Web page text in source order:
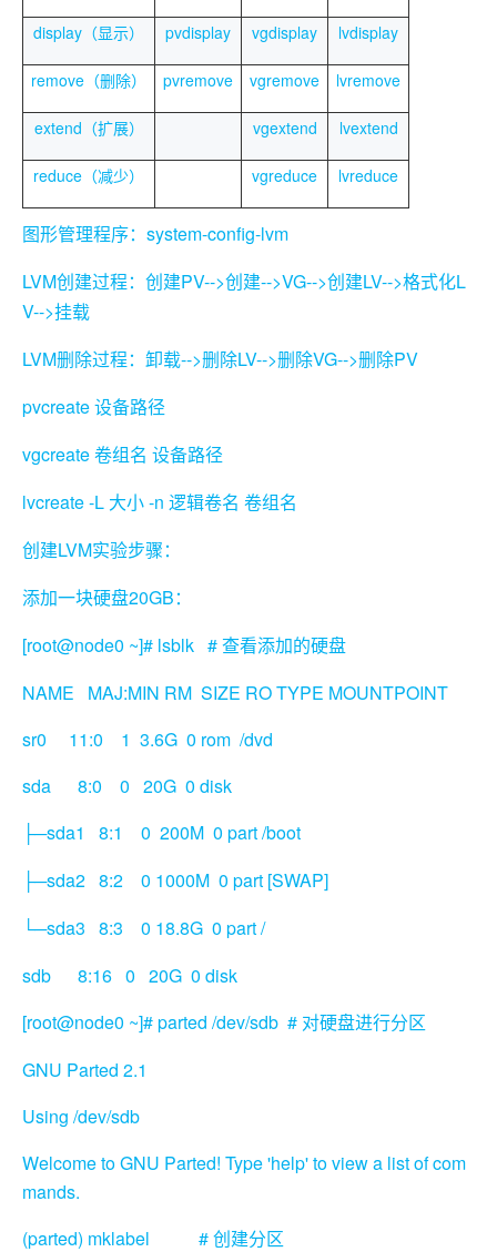
display（显示） pvdisplay vgdisplay lvdisplay
remove（删除） pvremove vgremove lvremove
extend（扩展） vgextend lvextend
reduce（减少） vgreduce lvreduce
图形管理程序： system-config-lvm
LVM创建过程：创建PV-->创建-->VG-->创建LV-->格式化L
V-->挂载
LVM删除过程：卸载-->删除LV-->删除VG-->删除PV
pvcreate 设备路径
vgcreate 卷组名 设备路径
lvcreate -L 大小 -n 逻辑卷名 卷组名
创建LVM实验步骤：
添加一块硬盘20GB ：
[root@node0 ~]# lsblk # 查看添加的硬盘
NAME MAJ:MIN RM SIZE RO TYPE MOUNTPOINT
sr0 11:0 1 3.6G 0 rom /dvd
sda 8:0 0 20G 0 disk
├─sda1 8:1 0 200M 0 part /boot
├─sda2 8:2 0 1000M 0 part [SWAP]
└─sda3 8:3 0 18.8G 0 part /
sdb 8:16 0 20G 0 disk
[root@node0 ~]# parted /dev/sdb # 对硬盘进行分区
GNU Parted 2.1
Using /dev/sdb
Welcome to GNU Parted! Type 'help' to view a list of com
mands.
(parted) mklabel # 创建分区